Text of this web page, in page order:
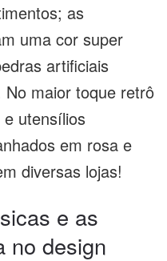
as
uma cor super
artificiais
maior toque retrô
utensílios
em rosa e
diversas lojas!
e as
no design